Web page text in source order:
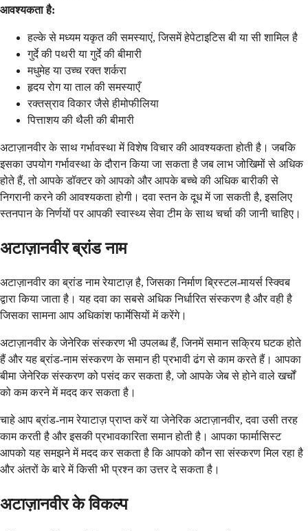
आवश्यकता है:
हल्के से मध्यम यकृत की समस्याएं, जिसमें हेपेटाइटिस बी या सी शामिल है
गुर्दे की पथरी या गुर्दे की बीमारी
मधुमेह या उच्च रक्त शर्करा
हृदय रोग या ताल की समस्याएँ
रक्तस्राव विकार जैसे हीमोफीलिया
पित्ताशय की थैली की बीमारी
अटाज़ानवीर के साथ गर्भावस्था में विशेष विचार की आवश्यकता होती है। जबकि
इसका उपयोग गर्भावस्था के दौरान किया जा सकता है जब लाभ जोखिमों से अधिक
होते हैं, तो आपके डॉक्टर को आपको और आपके बच्चे की अधिक बारीकी से
निगरानी करने की आवश्यकता होगी। दवा स्तन के दूध में जा सकती है, इसलिए
स्तनपान के निर्णयों पर आपकी स्वास्थ्य सेवा टीम के साथ चर्चा की जानी चाहिए।
अटाज़ानवीर ब्रांड नाम
अटाज़ानवीर का ब्रांड नाम रेयाटाज़ है, जिसका निर्माण ब्रिस्टल-मायर्स स्क्विब
द्वारा किया जाता है। यह दवा का सबसे अधिक निर्धारित संस्करण है और वही है
जिसका सामना आप अधिकांश फार्मेसियों में करेंगे।
अटाज़ानवीर के जेनेरिक संस्करण भी उपलब्ध हैं, जिनमें समान सक्रिय घटक होते
हैं और यह ब्रांड-नाम संस्करण के समान ही प्रभावी ढंग से काम करते हैं। आपका
बीमा जेनेरिक संस्करण को पसंद कर सकता है, जो आपके जेब से होने वाले खर्चों
को कम करने में मदद कर सकता है।
चाहे आप ब्रांड-नाम रेयाटाज़ प्राप्त करें या जेनेरिक अटाज़ानवीर, दवा उसी तरह
काम करती है और इसकी प्रभावकारिता समान होती है। आपका फार्मासिस्ट
आपको यह समझने में मदद कर सकता है कि आपको कौन सा संस्करण मिल रहा है
और अंतरों के बारे में किसी भी प्रश्न का उत्तर दे सकता है।
अटाज़ानवीर के विकल्प